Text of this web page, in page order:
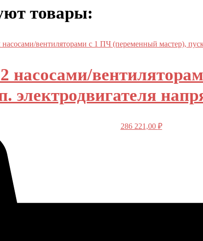
товары:
электродвигателя
286 221,00 ₽